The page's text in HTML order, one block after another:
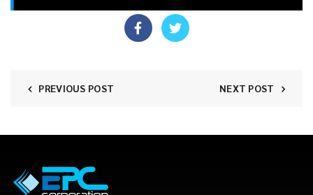
PREVIOUS POST NEXT POST